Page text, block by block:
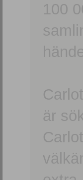
100
är